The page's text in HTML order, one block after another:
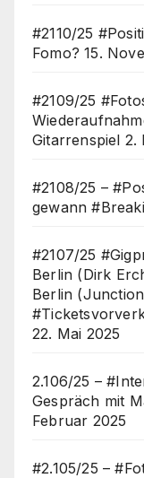
#2110/25
Fomo? 15.
#2109/25
Gitarrenspiel 2.
#2108/25 –
gewann
#2107/25
Berlin (Dirk
Berlin
22. Mai 2025
2.106/25 –
Gespräch mit
Februar 2025
#2.105/25 –